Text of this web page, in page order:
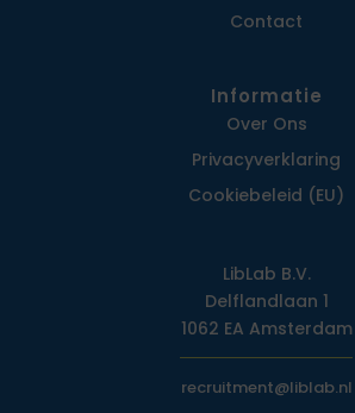
Contact
Informatie
Over Ons
Privacy­verklaring
Cookiebeleid (EU)
LibLab B.V.
Delflandlaan 1
1062 EA Amsterdam
recruitment@liblab.nl